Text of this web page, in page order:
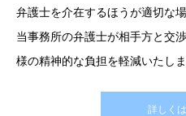
弁護士を介在するほうが適切な
当事務所の弁護士が相手方と交
様の精神的な負担を軽減いたしま
詳しく